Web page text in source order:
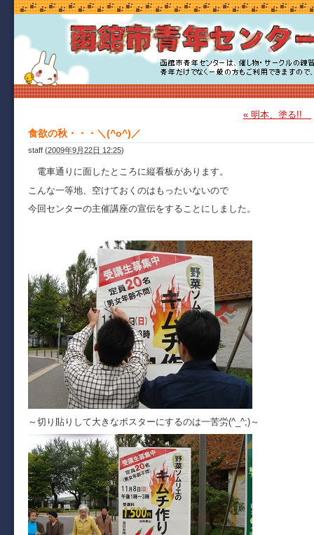
« 明本、塗る!!
食欲の秋・・・＼(^o^)／
staff (2009年9月22日 12:25)
電車通りに面したところに縦看板があります。
こんな一等地、空けておくのはもったいないので
今回センターの主催講座の宣伝をすることにしました。
～切り貼りして大きなポスターにするのは一苦労(^_^;)～